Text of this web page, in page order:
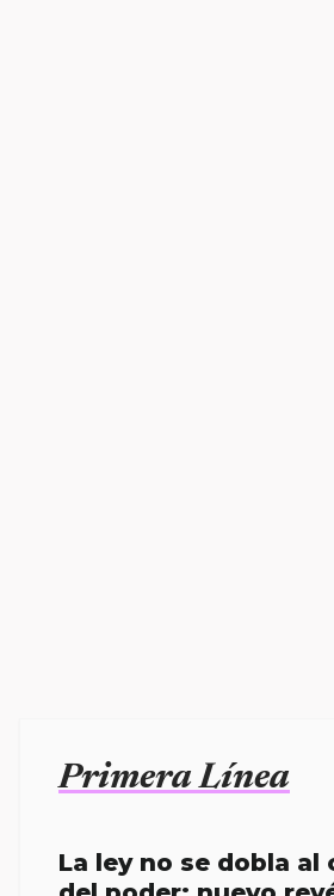
Primera Línea
La ley no se dobla al